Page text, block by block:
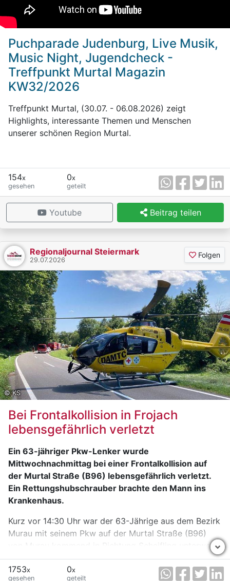
Puchparade Judenburg, Live Musik,
Music Night, Jugendcheck -
Treffpunkt Murtal Magazin
KW32/2026
Treffpunkt Murtal, (30.07. - 06.08.2026) zeigt
Highlights, interessante Themen und Menschen
unserer schönen Region Murtal.
154x
gesehen
0x
geteilt
Youtube Beitrag teilen
Regionaljournal Steiermark
29.07.2026
Folgen
© KS
Bei Frontalkollision in Frojach
lebensgefährlich verletzt
Ein 63-jähriger Pkw-Lenker wurde
Mittwochnachmittag bei einer Frontalkollision auf
der Murtal Straße (B96) lebensgefährlich verletzt.
Ein Rettungshubschrauber brachte den Mann ins
Krankenhaus.
Kurz vor 14:30 Uhr war der 63-Jährige aus dem Bezirk
Murau mit seinem Pkw auf der Murtal Straße (B96)
von Murau kommend in Richtung Scheifling unterwegs.
Im Bereich Frojach geriet er aus bislang ungeklärter
Ursache auf die Gegenfahrbahn und kollidierte frontal
1753x
gesehen
0x
geteilt